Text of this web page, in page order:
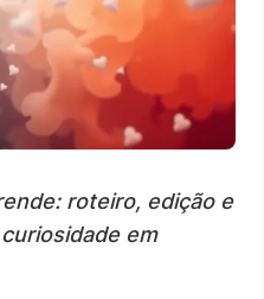
roteiro, edição e
em